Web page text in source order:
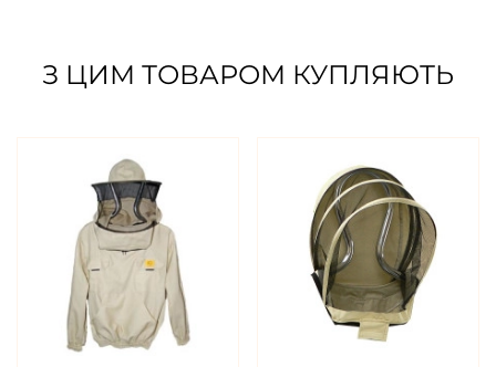
З ЦИМ ТОВАРОМ КУПЛЯЮТЬ